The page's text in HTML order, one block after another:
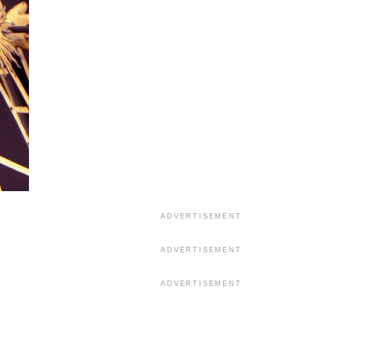
ADVERTISEMENT
ADVERTISEMENT
ADVERTISEMENT